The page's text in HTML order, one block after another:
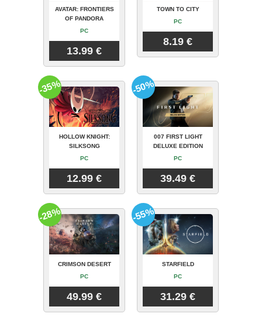
AVATAR: FRONTIERS
OF PANDORA
PC
13.99 €
TOWN TO CITY
PC
8.19 €
HOLLOW KNIGHT:
SILKSONG
PC
12.99 €
-35%
007 FIRST LIGHT
DELUXE EDITION
PC
39.49 €
-50%
CRIMSON DESERT
PC
49.99 €
-28%
STARFIELD
PC
31.29 €
-55%